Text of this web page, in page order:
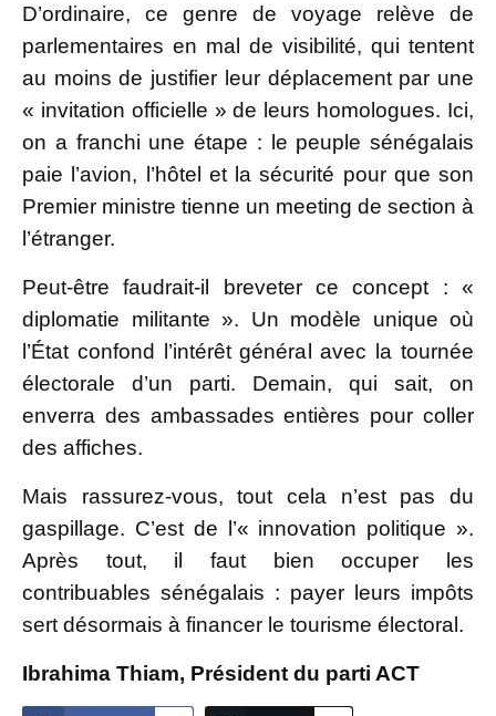
D’ordinaire, ce genre de voyage relève de
parlementaires en mal de visibilité, qui tentent
au moins de justifier leur déplacement par une
« invitation officielle » de leurs homologues. Ici,
on a franchi une étape : le peuple sénégalais
paie l’avion, l’hôtel et la sécurité pour que son
Premier ministre tienne un meeting de section à
l’étranger.
Peut-être faudrait-il breveter ce concept : «
diplomatie militante ». Un modèle unique où
l’État confond l’intérêt général avec la tournée
électorale d’un parti. Demain, qui sait, on
enverra des ambassades entières pour coller
des affiches.
Mais rassurez-vous, tout cela n’est pas du
gaspillage. C’est de l’« innovation politique ».
Après tout, il faut bien occuper les
contribuables sénégalais : payer leurs impôts
sert désormais à financer le tourisme électoral.
Ibrahima Thiam, Président du parti ACT